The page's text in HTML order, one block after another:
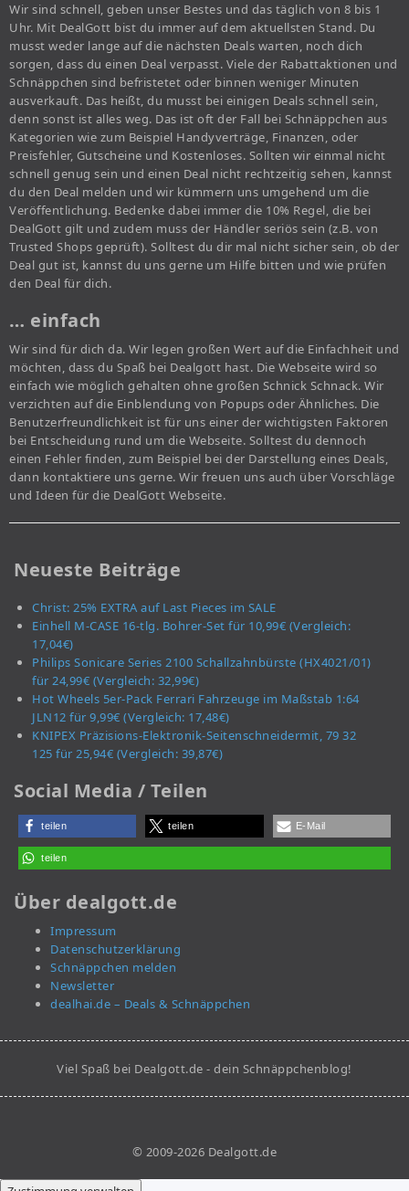
Wir sind schnell, geben unser Bestes und das täglich von 8 bis 1
Uhr. Mit DealGott bist du immer auf dem aktuellsten Stand. Du
musst weder lange auf die nächsten Deals warten, noch dich
sorgen, dass du einen Deal verpasst. Viele der Rabattaktionen und
Schnäppchen sind befristetet oder binnen weniger Minuten
ausverkauft. Das heißt, du musst bei einigen Deals schnell sein,
denn sonst ist alles weg. Das ist oft der Fall bei Schnäppchen aus
Kategorien wie zum Beispiel Handyverträge, Finanzen, oder
Preisfehler, Gutscheine und Kostenloses. Sollten wir einmal nicht
schnell genug sein und einen Deal nicht rechtzeitig sehen, kannst
du den Deal melden und wir kümmern uns umgehend um die
Veröffentlichung. Bedenke dabei immer die 10% Regel, die bei
DealGott gilt und zudem muss der Händler seriös sein (z.B. von
Trusted Shops geprüft). Solltest du dir mal nicht sicher sein, ob der
Deal gut ist, kannst du uns gerne um Hilfe bitten und wie prüfen
den Deal für dich.
… einfach
Wir sind für dich da. Wir legen großen Wert auf die Einfachheit und
möchten, dass du Spaß bei Dealgott hast. Die Webseite wird so
einfach wie möglich gehalten ohne großen Schnick Schnack. Wir
verzichten auf die Einblendung von Popups oder Ähnliches. Die
Benutzerfreundlichkeit ist für uns einer der wichtigsten Faktoren
bei Entscheidung rund um die Webseite. Solltest du dennoch
einen Fehler finden, zum Beispiel bei der Darstellung eines Deals,
dann kontaktiere uns gerne. Wir freuen uns auch über Vorschläge
und Ideen für die DealGott Webseite.
Neueste Beiträge
Christ: 25% EXTRA auf Last Pieces im SALE
Einhell M-CASE 16-tlg. Bohrer-Set für 10,99€ (Vergleich:
17,04€)
Philips Sonicare Series 2100 Schallzahnbürste (HX4021/01)
für 24,99€ (Vergleich: 32,99€)
Hot Wheels 5er-Pack Ferrari Fahrzeuge im Maßstab 1:64
JLN12 für 9,99€ (Vergleich: 17,48€)
KNIPEX Präzisions-Elektronik-Seitenschneidermit, 79 32
125 für 25,94€ (Vergleich: 39,87€)
Social Media / Teilen
teilen teilen E-Mail
teilen
Über dealgott.de
Impressum
Datenschutzerklärung
Schnäppchen melden
Newsletter
dealhai.de – Deals & Schnäppchen
Viel Spaß bei Dealgott.de - dein Schnäppchenblog!
© 2009-2026 Dealgott.de